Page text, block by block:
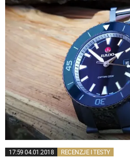
17:59 04.01.2018 RECENZJE I TESTY